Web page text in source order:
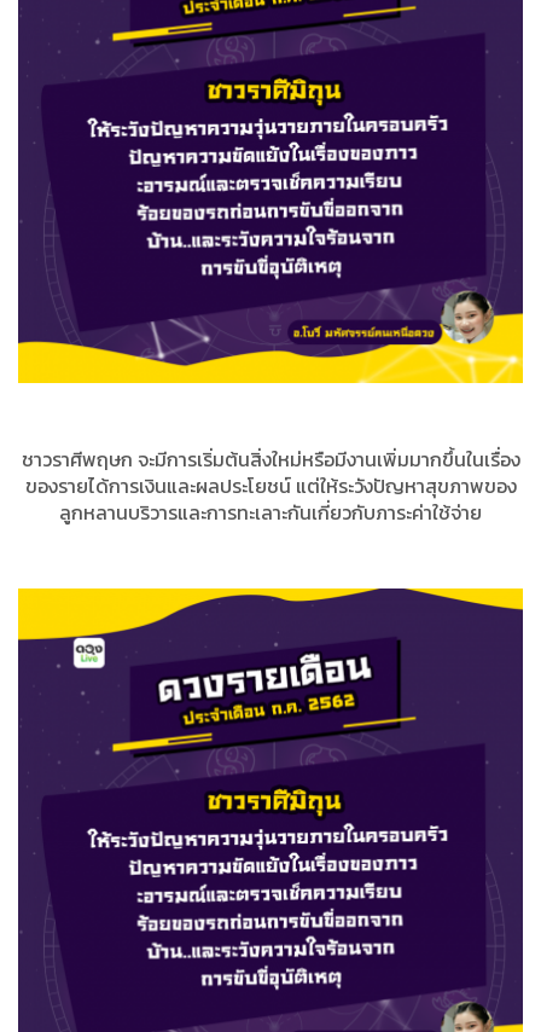
ชาวราศีพฤษก จะมีการเริ่มต้นสิ่งใหม่หรือมีงานเพิ่มมากขึ้นในเรื่อง
ของรายได้การเงินและผลประโยชน์ แต่ให้ระวังปัญหาสุขภาพของ
ลูกหลานบริวารและการทะเลาะกันเกี่ยวกับภาระค่าใช้จ่าย